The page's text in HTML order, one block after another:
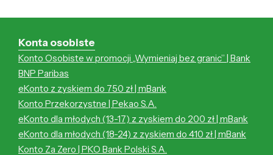
Konta osobiste
Konto Osobiste w promocji „Wymieniaj bez granic” | Bank
BNP Paribas
eKonto z zyskiem do 750 zł | mBank
Konto Przekorzystne | Pekao S.A.
eKonto dla młodych (13-17) z zyskiem do 200 zł | mBank
eKonto dla młodych (18-24) z zyskiem do 410 zł | mBank
Konto Za Zero | PKO Bank Polski S.A.